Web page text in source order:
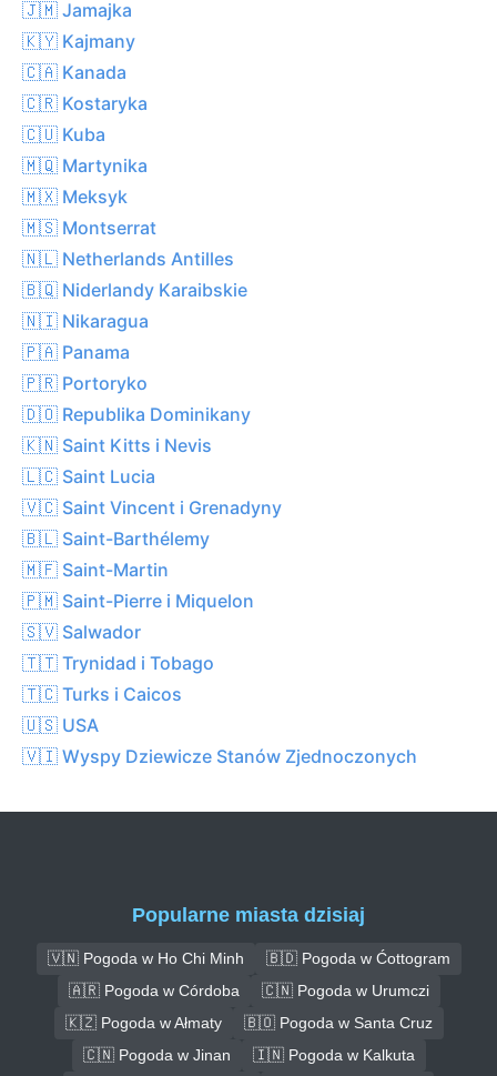
🇯🇲 Jamajka
🇰🇾 Kajmany
🇨🇦 Kanada
🇨🇷 Kostaryka
🇨🇺 Kuba
🇲🇶 Martynika
🇲🇽 Meksyk
🇲🇸 Montserrat
🇳🇱 Netherlands Antilles
🇧🇶 Niderlandy Karaibskie
🇳🇮 Nikaragua
🇵🇦 Panama
🇵🇷 Portoryko
🇩🇴 Republika Dominikany
🇰🇳 Saint Kitts i Nevis
🇱🇨 Saint Lucia
🇻🇨 Saint Vincent i Grenadyny
🇧🇱 Saint-Barthélemy
🇲🇫 Saint-Martin
🇵🇲 Saint-Pierre i Miquelon
🇸🇻 Salwador
🇹🇹 Trynidad i Tobago
🇹🇨 Turks i Caicos
🇺🇸 USA
🇻🇮 Wyspy Dziewicze Stanów Zjednoczonych
Popularne miasta dzisiaj
🇻🇳 Pogoda w Ho Chi Minh
🇧🇩 Pogoda w Ćottogram
🇦🇷 Pogoda w Córdoba
🇨🇳 Pogoda w Urumczi
🇰🇿 Pogoda w Ałmaty
🇧🇴 Pogoda w Santa Cruz
🇨🇳 Pogoda w Jinan
🇮🇳 Pogoda w Kalkuta